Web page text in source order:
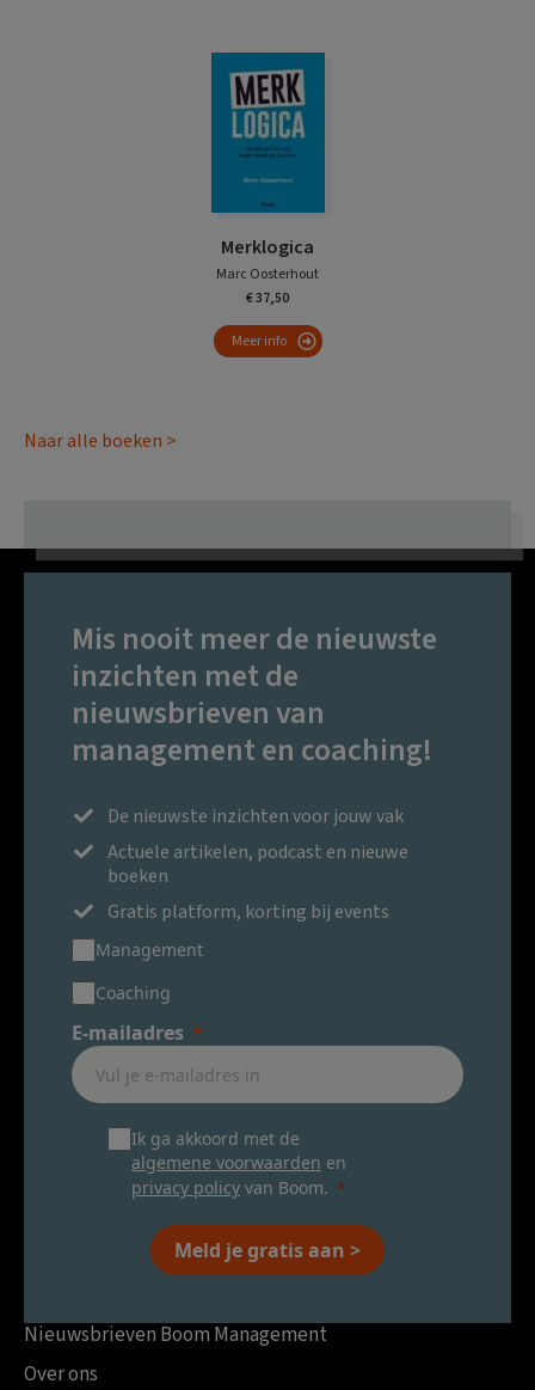
Merklogica
Marc Oosterhout
€ 37,50
Meer info
Naar alle boeken >
Mis nooit meer de nieuwste
inzichten met de
nieuwsbrieven van
management en coaching!
De nieuwste inzichten voor jouw vak
Actuele artikelen, podcast en nieuwe
boeken
Gratis platform, korting bij events
Management
Coaching
E-mailadres
Ik ga akkoord met de
algemene voorwaarden en
privacy policy van Boom.
Meld je gratis aan >
Nieuwsbrieven Boom Management
Over ons